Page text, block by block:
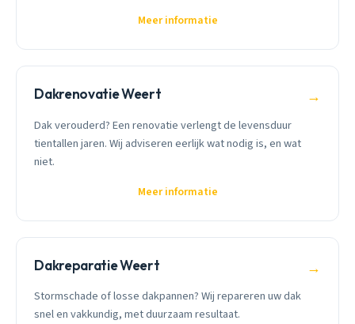
Meer informatie
Dakrenovatie Weert →
Dak verouderd? Een renovatie verlengt de levensduur
tientallen jaren. Wij adviseren eerlijk wat nodig is, en wat
niet.
Meer informatie
Dakreparatie Weert →
Stormschade of losse dakpannen? Wij repareren uw dak
snel en vakkundig, met duurzaam resultaat.